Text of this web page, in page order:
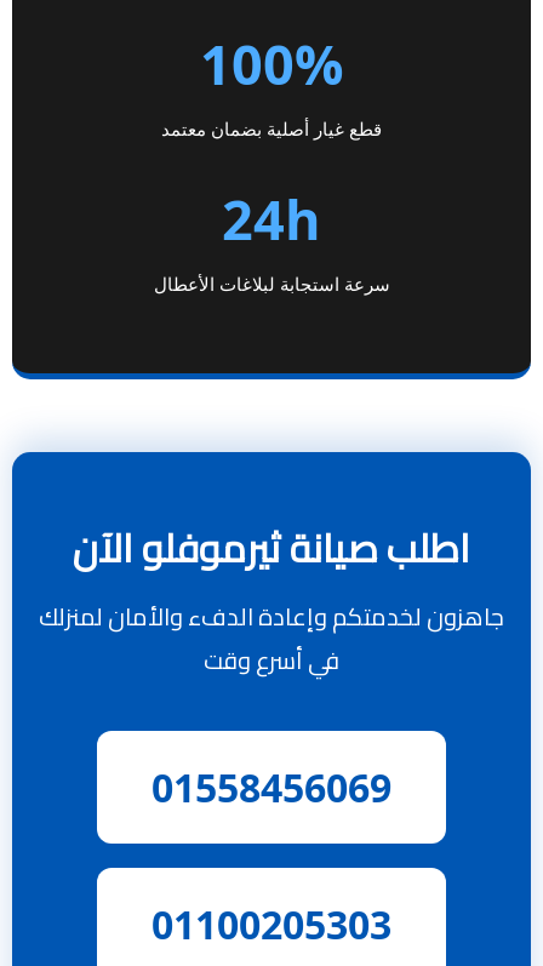
100%
قطع غيار أصلية بضمان معتمد
24h
سرعة استجابة لبلاغات الأعطال
اطلب صيانة ثيرموفلو الآن
جاهزون لخدمتكم وإعادة الدفء والأمان لمنزلك
في أسرع وقت
01558456069
01100205303